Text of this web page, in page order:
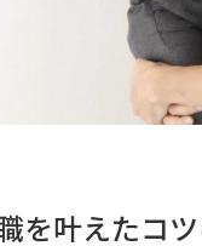
を叶えたコ